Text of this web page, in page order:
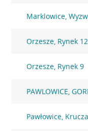
Marklowice,
Orzesze, Rynek 12
Orzesze, Rynek 9
PAWLOWICE,
Pawłowice,